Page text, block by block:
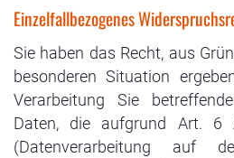
Einzelfallbezogenes
Sie haben das Recht, aus
besonderen Situation
Verarbeitung Sie
Daten, die aufgrund Art. 6
(Datenverarbeitung auf